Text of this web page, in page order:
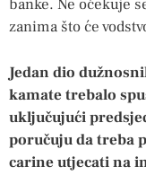
banke. Ne očekuje
zanima što će
Jedan dio
kamate trebalo
uključujući
poručuju da treba
carine utjecati na